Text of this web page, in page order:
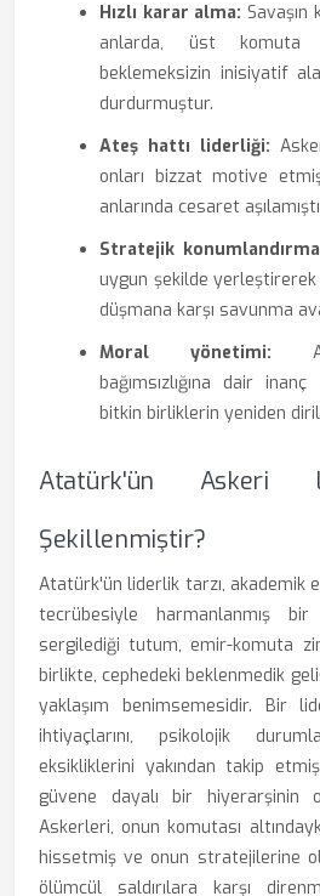
Hızlı karar alma:
anlarda, üst komuta
beklemeksizin inisiyatif
durdurmuştur.
Ateş hattı liderliği:
onları bizzat motive
anlarında cesaret
Stratejik
uygun şekilde
düşmana karşı savunma
Moral yönetimi:
bağımsızlığına dair
bitkin birliklerin yeniden
Atatürk'ün Askeri
Şekillenmiştir?
Atatürk'ün liderlik tarzı, akademik
tecrübesiyle harmanlanmış bir
sergilediği tutum, emir-komuta
birlikte, cephedeki beklenmedik
yaklaşım benimsemesidir. Bir
ihtiyaçlarını, psikolojik
eksikliklerini yakından takip
güvene dayalı bir hiyerarşinin
Askerleri, onun komutası
hissetmiş ve onun stratejilerine
ölümcül saldırılara karşı